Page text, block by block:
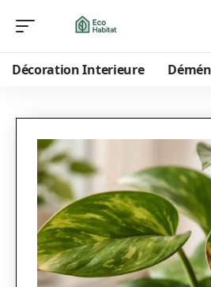
Décoration Interieure